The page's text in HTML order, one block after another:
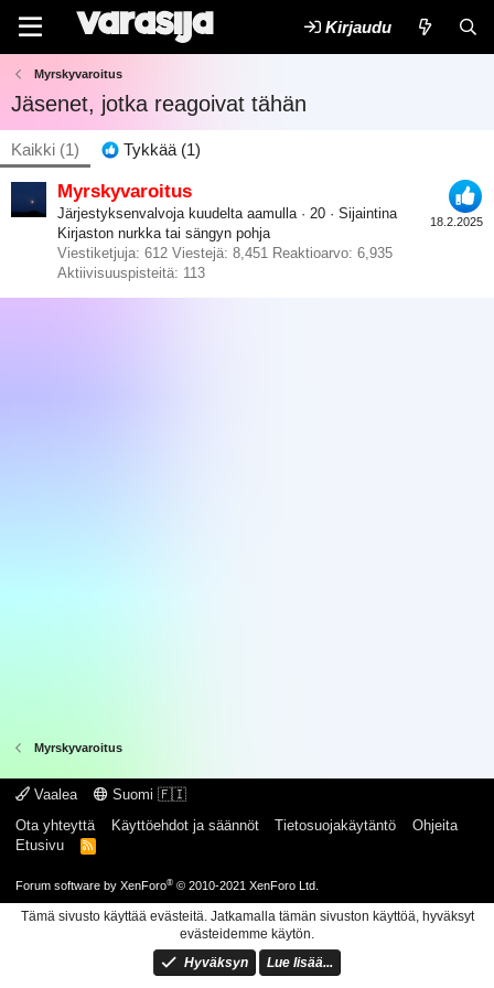
Kirjaudu
Myrskyvaroitus
Jäsenet, jotka reagoivat tähän
Kaikki (1) Tykkää (1)
18.2.2025
Myrskyvaroitus
Järjestyksenvalvoja kuudelta aamulla · 20 · Sijaintina
Kirjaston nurkka tai sängyn pohja
Viestiketjuja 612 Viestejä 8,451 Reaktioarvo 6,935
Aktiivisuuspisteitä 113
Myrskyvaroitus
Vaalea
Suomi 🇫🇮
Ota yhteyttä
Käyttöehdot ja säännöt Tietosuojakäytäntö
Ohjeita
Etusivu
R
Forum software by XenForo® © 2010-2021 XenForo Ltd.
Tämä sivusto käyttää evästeitä. Jatkamalla tämän sivuston käyttöä, hyväksyt
evästeidemme käytön.
Hyväksyn
Lue lisää...